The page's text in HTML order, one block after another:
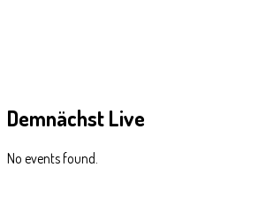
DemnächstLive
No events found.